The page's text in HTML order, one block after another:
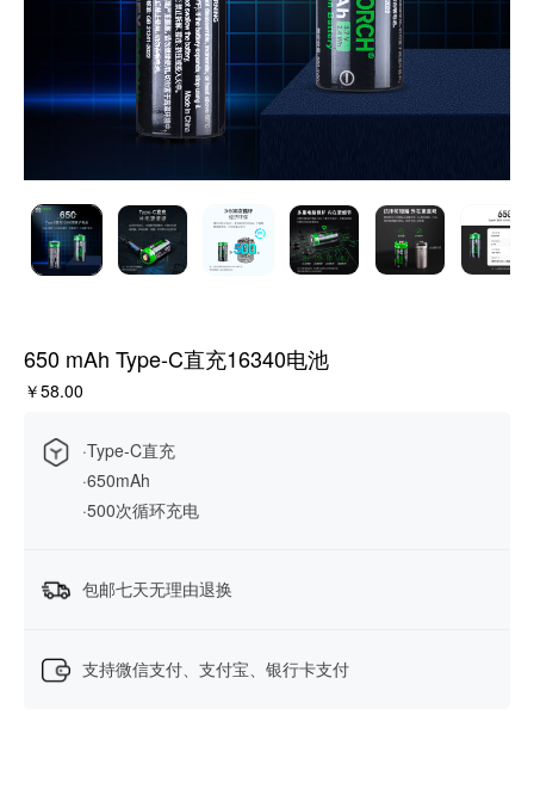
650 mAh Type-C直充16340电池
￥58.00
·Type-C直充
·650mAh
·500次循环充电
包邮七天无理由退换
支持微信支付、支付宝、银行卡支付